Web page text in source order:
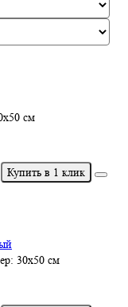
см
Купить в 1 клик
30х50 см